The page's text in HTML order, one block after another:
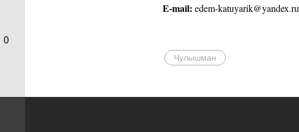
E-mail: edem-katuyarik@yandex.ru
0
Чулышман